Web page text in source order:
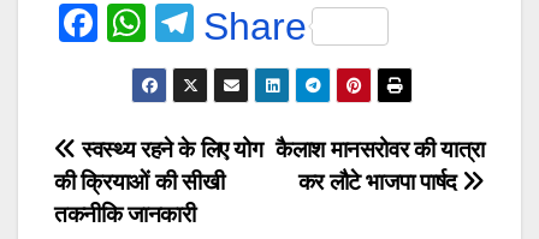
F
e
b
o
W
h
at
s
A
p
T
el
e
gr
a
m
Share
Post
navigation
कैलाश मानसरोवर की यात्रा
कर लौटे भाजपा पार्षद
स्वस्थ्य रहने के लिए योग
की क्रियाओं की सीखी
तकनीकि जानकारी